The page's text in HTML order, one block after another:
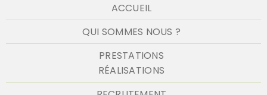
ACCUEIL
QUI SOMMES NOUS ?
PRESTATIONS
RÉALISATIONS